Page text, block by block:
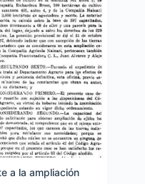
a la ampliación